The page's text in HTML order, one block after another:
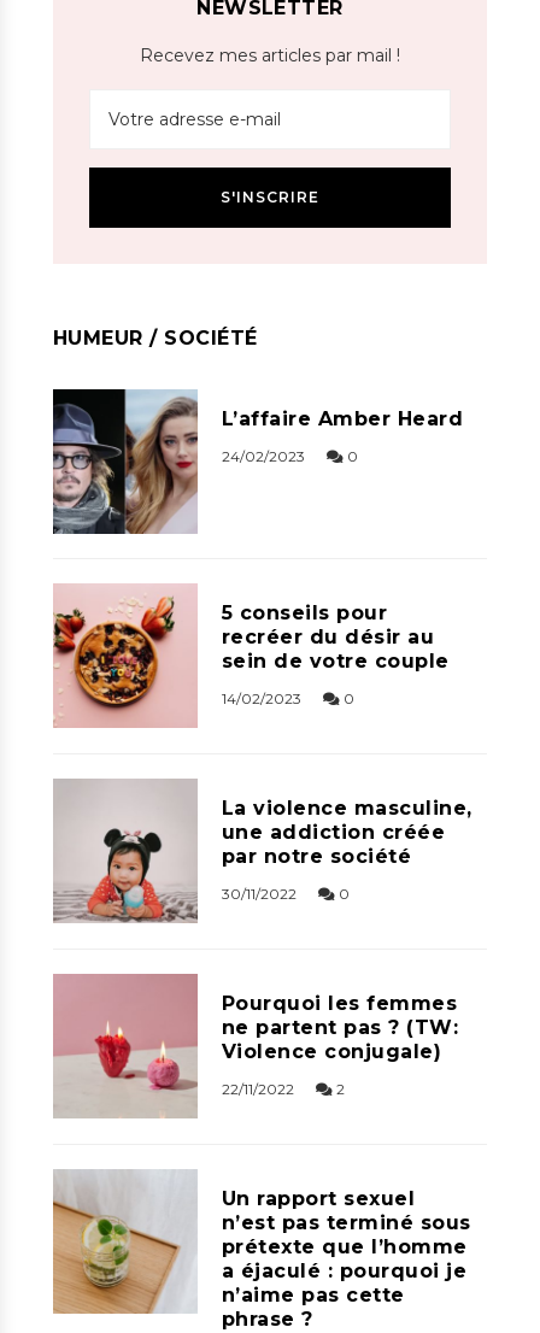
NEWSLETTER
Recevez mes articles par mail !
HUMEUR / SOCIÉTÉ
L’affaire Amber Heard
24/02/2023 0
5 conseils pour
recréer du désir au
sein de votre couple
14/02/2023 0
La violence masculine,
une addiction créée
par notre société
30/11/2022 0
Pourquoi les femmes
ne partent pas ? (TW:
Violence conjugale)
22/11/2022 2
Un rapport sexuel
n’est pas terminé sous
prétexte que l’homme
a éjaculé : pourquoi je
n’aime pas cette
phrase ?